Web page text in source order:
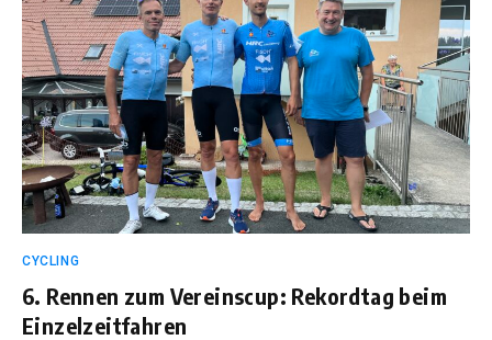
CYCLING
6. Rennen zum Vereinscup: Rekordtag beim
Einzelzeitfahren